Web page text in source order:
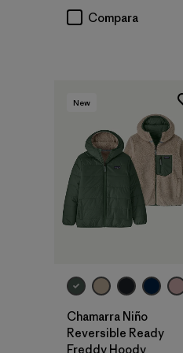
Compara
New
Chamarra Niño
Reversible Ready
Freddy Hoody